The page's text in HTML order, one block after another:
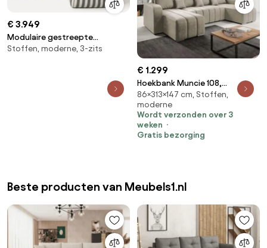
€ 3.949
Modulaire gestreepte
hoekbank Wolke (4-zits)
Stoffen, moderne, 3-zits
€ 1.299
Hoekbank Muncie 108,
Aanwezig, Aanwezig,
313x147x86cm, 145 kg, Poten:
Metaal
86×313×147 cm, Stoffen,
moderne
Wordt verzonden over 3
weken
Gratis bezorging
Beste producten van Meubels1.nl